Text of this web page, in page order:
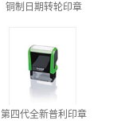
铜制日期转轮印章
第四代全新普利印章